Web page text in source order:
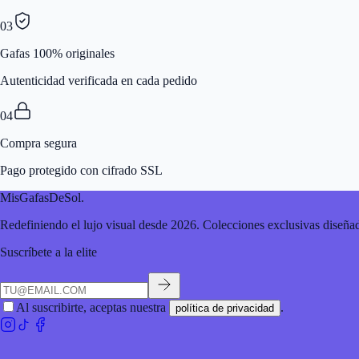
03
Gafas 100% originales
Autenticidad verificada en cada pedido
04
Compra segura
Pago protegido con cifrado SSL
MisGafasDeSol.
Redefiniendo el lujo visual desde 2026. Colecciones exclusivas
Suscríbete a la elite
Al suscribirte, aceptas nuestra política de privacidad .